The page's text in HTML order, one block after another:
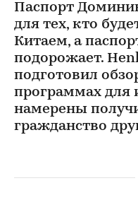
Паспорт
для тех, кто
Китаем, а
подорожает.
подготовил
программах для
намерены
гражданство